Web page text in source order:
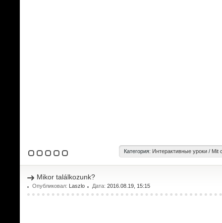
Категория: Интерактивные уроки / Mit
Mikor találkozunk?
Опубликовал: Laszlo Дата: 2016.08.19, 15:15